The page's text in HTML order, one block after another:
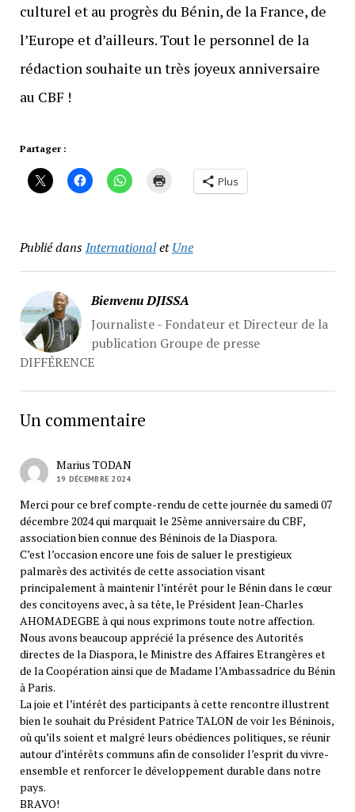
culturel et au progrès du Bénin, de la France, de
l’Europe et d’ailleurs. Tout le personnel de la
rédaction souhaite un très joyeux anniversaire
au CBF !
Partager :
Plus
Publié dansInternationaletUne
Bienvenu DJISSA
Journaliste - Fondateur et Directeur de la
publication Groupe de presse
DIFFÉRENCE
Un commentaire
Marius TODAN
19 DÉCEMBRE 2024
Merci pour ce bref compte-rendu de cette journée du samedi 07
décembre 2024 qui marquait le 25ème anniversaire du CBF,
association bien connue des Béninois de la Diaspora.
C’est l’occasion encore une fois de saluer le prestigieux
palmarès des activités de cette association visant
principalement à maintenir l’intérêt pour le Bénin dans le cœur
des concitoyens avec, à sa tête, le Président Jean-Charles
AHOMADEGBE à qui nous exprimons toute notre affection.
Nous avons beaucoup apprécié la présence des Autorités
directes de la Diaspora, le Ministre des Affaires Etrangères et
de la Coopération ainsi que de Madame l’Ambassadrice du Bénin
à Paris.
La joie et l’intérêt des participants à cette rencontre illustrent
bien le souhait du Président Patrice TALON de voir les Béninois,
où qu’ils soient et malgré leurs obédiences politiques, se réunir
autour d’intérêts communs afin de consolider l’esprit du vivre-
ensemble et renforcer le développement durable dans notre
pays.
BRAVO!